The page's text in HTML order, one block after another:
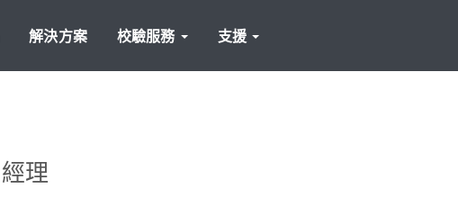
解決方案 校驗服務 支援
經理